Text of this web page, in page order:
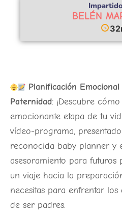
BELÉN
Planificación
Paternidad: ¡Descubre
emocionante etapa de tu
vídeo-programa,
reconocida baby planner y
asesoramiento para futuros
un viaje hacia la
necesitas para enfrentar los
de ser padres.